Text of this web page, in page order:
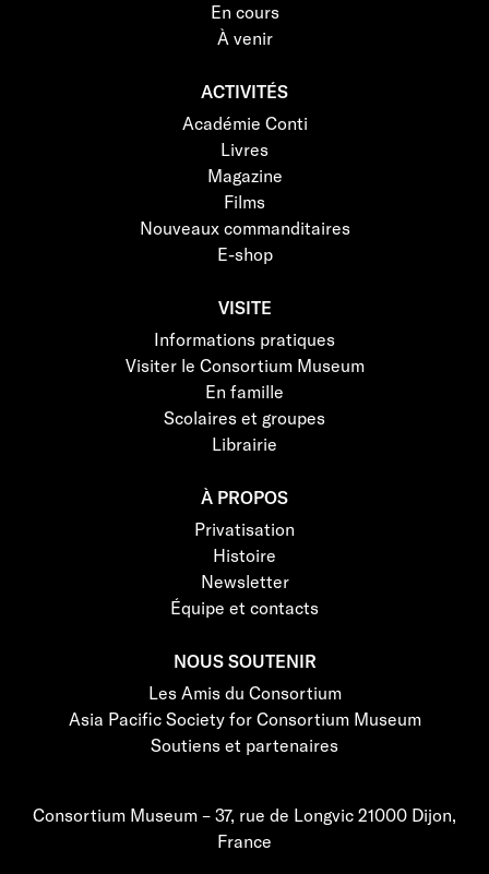
En cours
À venir
ACTIVITÉS
Académie Conti
Livres
Magazine
Films
Nouveaux commanditaires
E-shop
VISITE
Informations pratiques
Visiter le Consortium Museum
En famille
Scolaires et groupes
Librairie
À PROPOS
Privatisation
Histoire
Newsletter
Équipe et contacts
NOUS SOUTENIR
Les Amis du Consortium
Asia Pacific Society for Consortium Museum
Soutiens et partenaires
Consortium Museum – 37, rue de Longvic 21000 Dijon,
France